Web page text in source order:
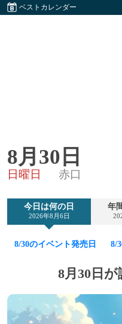
ベストカレンダー
8月30日
日曜日 赤口
今日は何の日
2026年8月6日
年
8/30のイベント発売日 8/
8月30日